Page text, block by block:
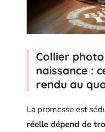
Collier
naissance :
rendu au
La promesse est
réelle dépend de